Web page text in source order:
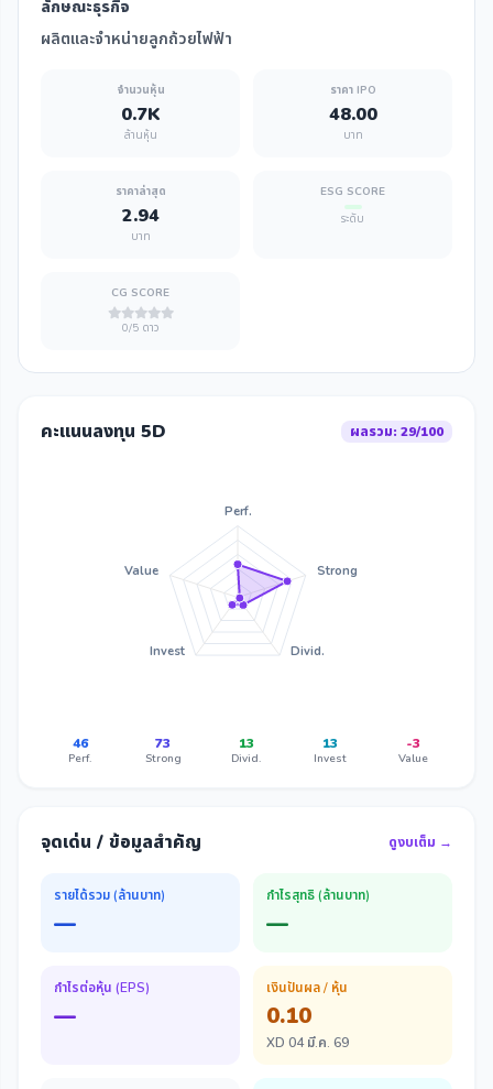
ลักษณะธุรกิจ
ผลิตและจำหน่ายลูกถ้วยไฟฟ้า
จำนวนหุ้น
0.7K
ล้านหุ้น
ราคา IPO
48.00
บาท
ราคาล่าสุด
2.94
บาท
ESG SCORE
ระดับ
CG SCORE
0/5 ดาว
คะแนนลงทุน 5D ผลรวม: 29/100
Perf.
Strong
Divid.
Invest
Value
46
Perf.
73
Strong
13
Divid.
13
Invest
-3
Value
จุดเด่น / ข้อมูลสำคัญ ดูงบเต็ม →
รายได้รวม (ล้านบาท)
—
กำไรสุทธิ (ล้านบาท)
—
กำไรต่อหุ้น (EPS)
—
เงินปันผล / หุ้น
0.10
XD 04 มี.ค. 69